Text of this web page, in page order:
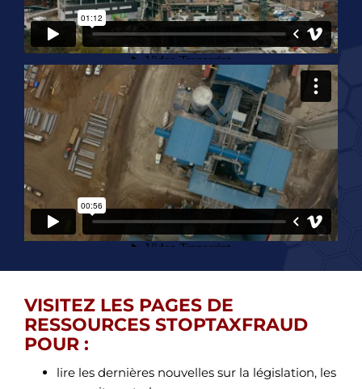
VISITEZ LES PAGES DE
RESSOURCES STOPTAXFRAUD
POUR :
lire les dernières nouvelles sur la législation, les